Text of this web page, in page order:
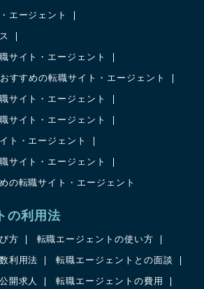
エージェント
サイト・エージェント
すすめの転職サイト・エージェント
サイト・エージェント
サイト・エージェント
ト・エージェント
サイト・エージェント
の転職サイト・エージェント
の利用法
方 転職エージェントの使い方
利用法 転職エージェントとの面談
開求人 転職エージェントの費用